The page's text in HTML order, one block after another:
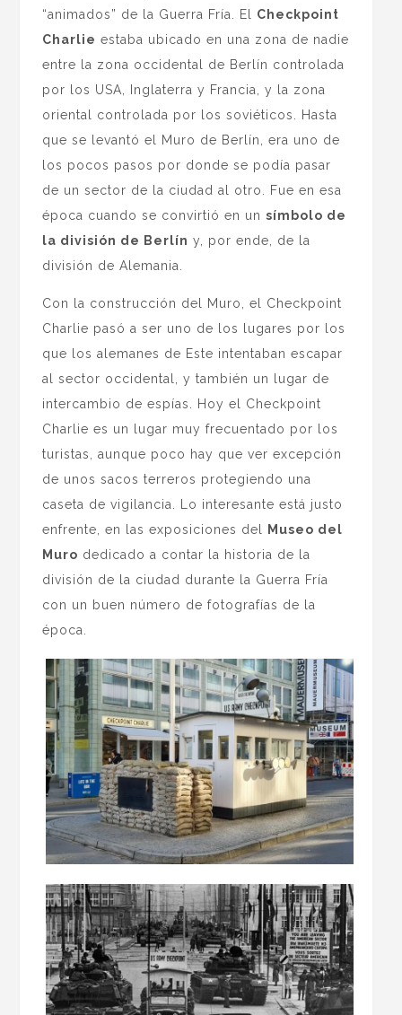
“animados” de la Guerra Fría. El Checkpoint
Charlie estaba ubicado en una zona de nadie
entre la zona occidental de Berlín controlada
por los USA, Inglaterra y Francia, y la zona
oriental controlada por los soviéticos. Hasta
que se levantó el Muro de Berlín, era uno de
los pocos pasos por donde se podía pasar
de un sector de la ciudad al otro. Fue en esa
época cuando se convirtió en unsímbolo de
la división de Berlín y, por ende, de la
división de Alemania.
Con la construcción del Muro, el Checkpoint
Charlie pasó a ser uno de los lugares por los
que los alemanes de Este intentaban escapar
al sector occidental, y también un lugar de
intercambio de espías. Hoy el Checkpoint
Charlie es un lugar muy frecuentado por los
turistas, aunque poco hay que ver excepción
de unos sacos terreros protegiendo una
caseta de vigilancia. Lo interesante está justo
enfrente, en las exposiciones del
Museo del
Muro dedicado a contar la historia de la
división de la ciudad durante la Guerra Fría
con un buen número de fotografías de la
época.